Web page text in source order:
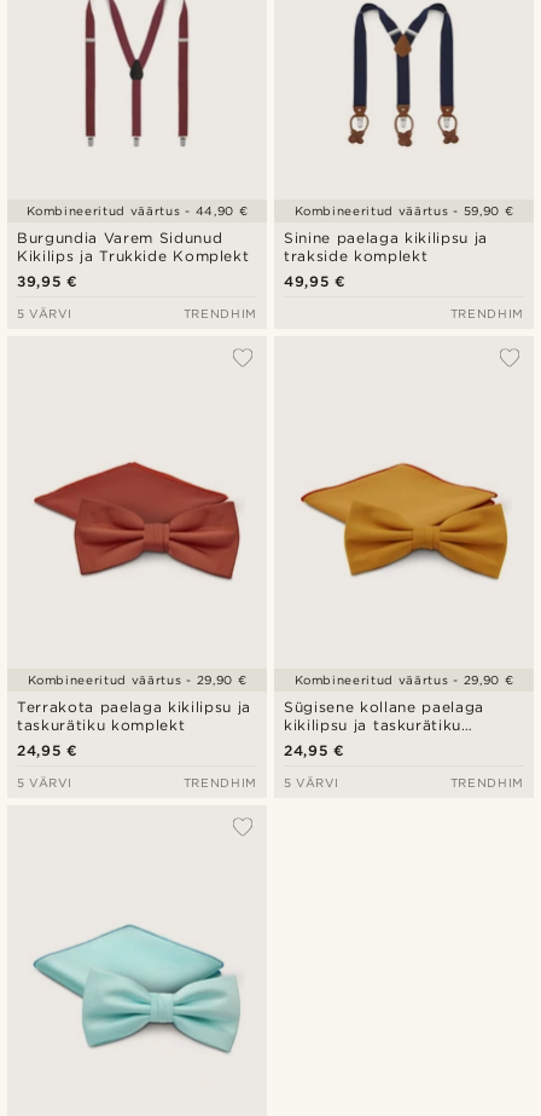
Burgundia Varem Sidunud
Kikilips ja Trukkide Komplekt
39,95 €
Kombineeritud väärtus - 44,90 €
5 VÄRVI TRENDHIM
Sinine paelaga kikilipsu ja
trakside komplekt
49,95 €
Kombineeritud väärtus - 59,90 €
TRENDHIM
Terrakota paelaga kikilipsu ja
taskurätiku komplekt
24,95 €
Kombineeritud väärtus - 29,90 €
5 VÄRVI TRENDHIM
Sügisene kollane paelaga
kikilipsu ja taskurätiku
komplekt
24,95 €
Kombineeritud väärtus - 29,90 €
5 VÄRVI TRENDHIM